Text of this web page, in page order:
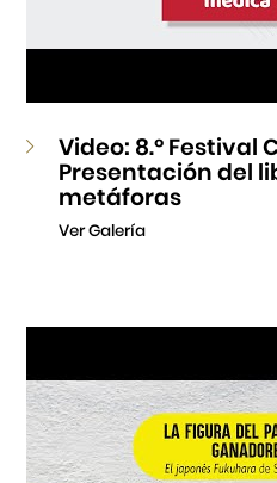
Video: 8.º Festival
Presentación del
metáforas
Ver Galería